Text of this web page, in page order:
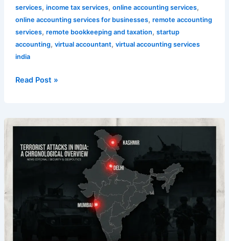
services, income tax services, online accounting services,
online accounting services for businesses, remote accounting
services, remote bookkeeping and taxation, startup
accounting, virtual accountant, virtual accounting services
india
Read Post »
in
India:
Timeline,
Data,
Government